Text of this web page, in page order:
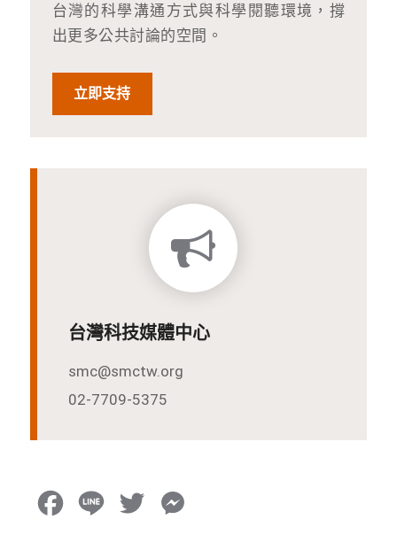
台灣的科學溝通方式與科學閱聽環境，撐
出更多公共討論的空間。
立即支持
台灣科技媒體中心
smc@smctw.org
02-7709-5375